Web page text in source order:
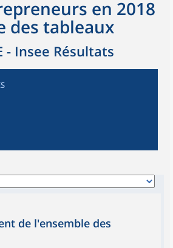
en 2018
des tableaux
- Insee Résultats
de l'ensemble des